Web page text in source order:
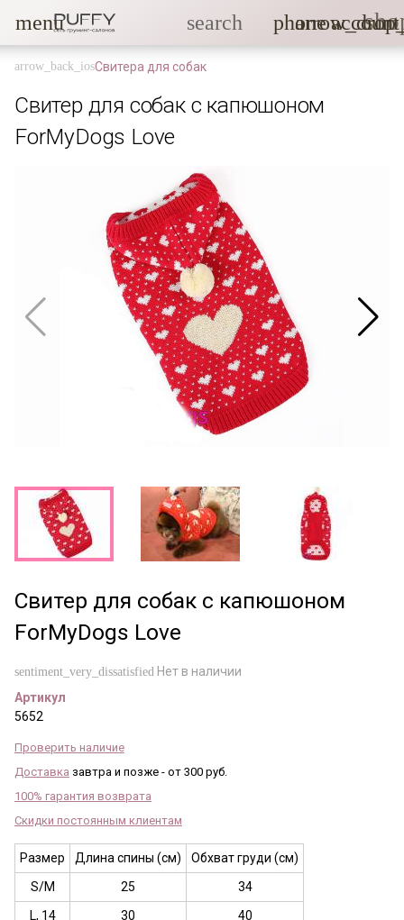
menu search phone
Свитера для собак
Свитер для собак с капюшоном
ForMyDogs Love
Свитер для собак с капюшоном
ForMyDogs Love
sentiment_very_dissatisfied Нет в наличии
Артикул
5652
Проверить наличие
Доставка завтра и позже - от 300 руб.
100% гарантия возврата
Скидки постоянным клиентам
Размер Длина спины (см)
Обхват груди (см)
S/M
25
34
L, 14
30
40